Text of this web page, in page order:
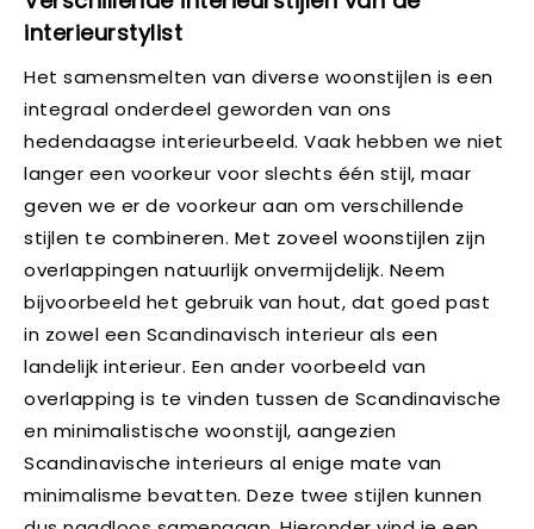
interieurstylist
Het samensmelten van diverse woonstijlen is een
integraal onderdeel geworden van ons
hedendaagse interieurbeeld. Vaak hebben we niet
langer een voorkeur voor slechts één stijl, maar
geven we er de voorkeur aan om verschillende
stijlen te combineren. Met zoveel woonstijlen zijn
overlappingen natuurlijk onvermijdelijk. Neem
bijvoorbeeld het gebruik van hout, dat goed past
in zowel een Scandinavisch interieur als een
landelijk interieur. Een ander voorbeeld van
overlapping is te vinden tussen de Scandinavische
en minimalistische woonstijl, aangezien
Scandinavische interieurs al enige mate van
minimalisme bevatten. Deze twee stijlen kunnen